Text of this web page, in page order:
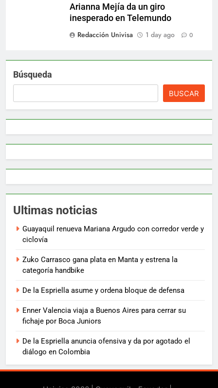
Arianna Mejía da un giro
inesperado en Telemundo
Redacción Univisa
1 day ago 0
Búsqueda
BUSCAR
Ultimas noticias
Guayaquil renueva Mariana Argudo con corredor verde y
ciclovía
Zuko Carrasco gana plata en Manta y estrena la
categoría handbike
De la Espriella asume y ordena bloque de defensa
Enner Valencia viaja a Buenos Aires para cerrar su
fichaje por Boca Juniors
De la Espriella anuncia ofensiva y da por agotado el
diálogo en Colombia